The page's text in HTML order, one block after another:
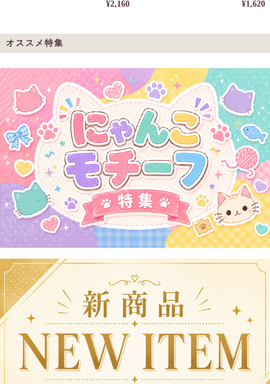
¥2,160 ¥1,620
オススメ特集